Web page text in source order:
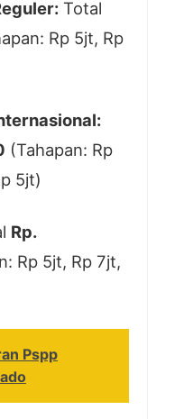
Total
Rp 5jt, Rp
(Tahapan: Rp
5jt)
Rp.
Rp 5jt, Rp 7jt,
Pspp